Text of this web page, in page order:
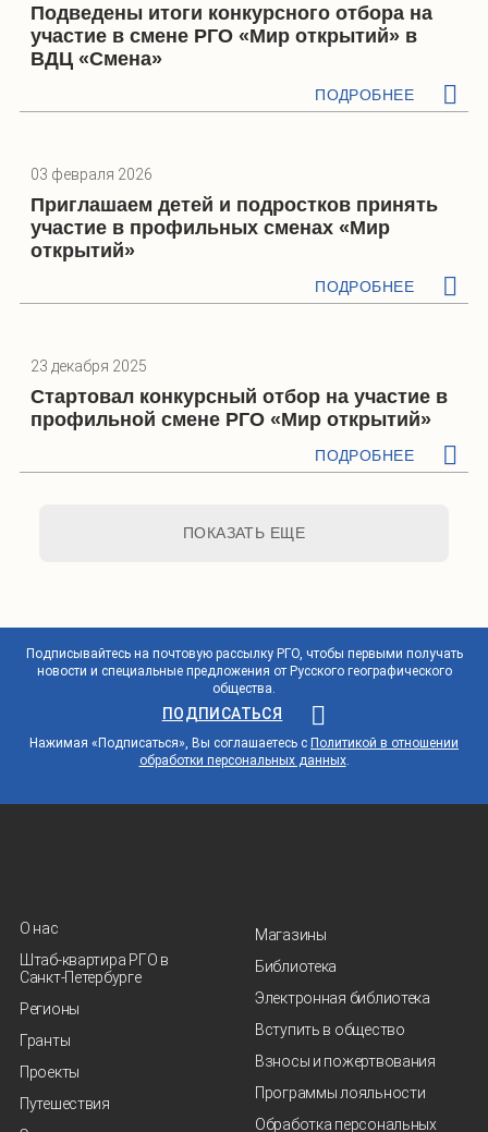
Подведены итоги конкурсного отбора на
участие в смене РГО «Мир открытий» в
ВДЦ «Смена»
ПОДРОБНЕЕ
03 февраля 2026
Приглашаем детей и подростков принять
участие в профильных сменах «Мир
открытий»
ПОДРОБНЕЕ
23 декабря 2025
Стартовал конкурсный отбор на участие в
профильной смене РГО «Мир открытий»
ПОДРОБНЕЕ
ПОКАЗАТЬ ЕЩЕ
Подписывайтесь на почтовую рассылку РГО, чтобы первыми получать
новости и специальные предложения от Русского географического
общества.
ПОДПИСАТЬСЯ
Нажимая «Подписаться», Вы соглашаетесь с Политикой в отношении
обработки персональных данных.
О нас
Штаб-квартира РГО в
Санкт‑Петербурге
Регионы
Гранты
Проекты
Путешествия
Магазины
Библиотека
Электронная библиотека
Вступить в общество
Взносы и пожертвования
Программы лояльности
Обработка персональных